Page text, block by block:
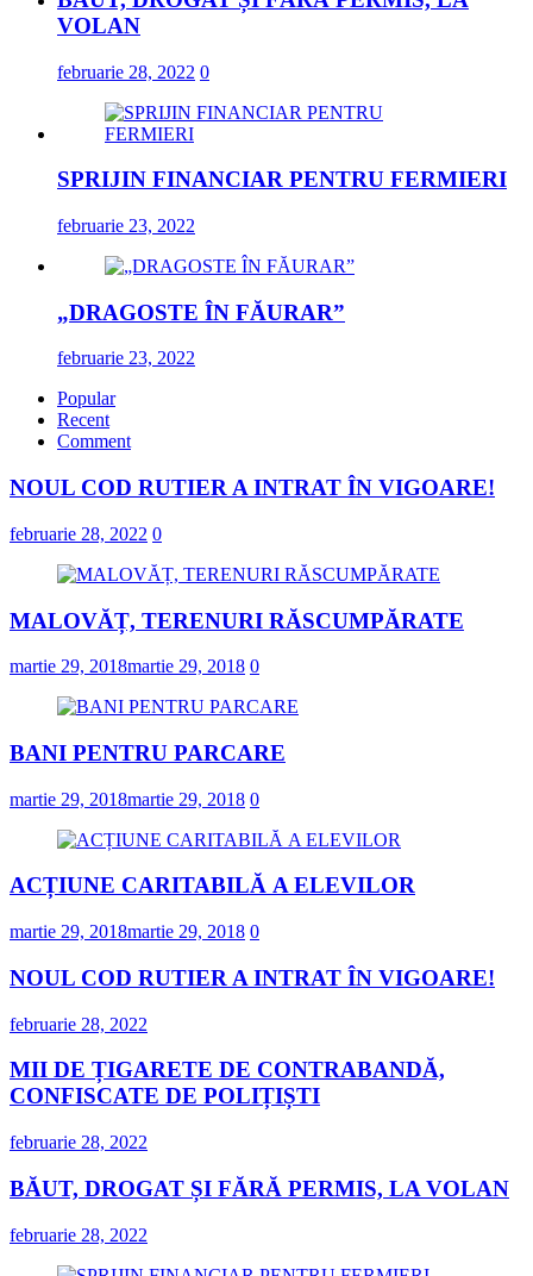
VOLAN
februarie 28, 2022 0
SPRIJIN FINANCIAR PENTRU FERMIERI
februarie 23, 2022
„DRAGOSTE ÎN FĂURAR”
februarie 23, 2022
Popular
Recent
Comment
NOUL COD RUTIER A INTRAT ÎN VIGOARE!
februarie 28, 2022 0
MALOVĂȚ, TERENURI RĂSCUMPĂRATE
martie 29, 2018martie 29, 2018 0
BANI PENTRU PARCARE
martie 29, 2018martie 29, 2018 0
ACȚIUNE CARITABILĂ A ELEVILOR
martie 29, 2018martie 29, 2018 0
NOUL COD RUTIER A INTRAT ÎN VIGOARE!
februarie 28, 2022
MII DE ȚIGARETE DE CONTRABANDĂ,
CONFISCATE DE POLIȚIȘTI
februarie 28, 2022
BĂUT, DROGAT ȘI FĂRĂ PERMIS, LA VOLAN
februarie 28, 2022